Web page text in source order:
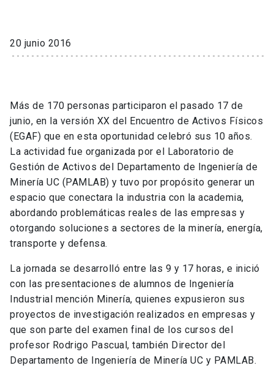
20 junio 2016
Más de 170 personas participaron el pasado 17 de
junio, en la versión XX del Encuentro de Activos Físicos
(EGAF) que en esta oportunidad celebró sus 10 años.
La actividad fue organizada por el Laboratorio de
Gestión de Activos del Departamento de Ingeniería de
Minería UC (PAMLAB) y tuvo por propósito generar un
espacio que conectara la industria con la academia,
abordando problemáticas reales de las empresas y
otorgando soluciones a sectores de la minería, energía,
transporte y defensa.
La jornada se desarrolló entre las 9 y 17 horas, e inició
con las presentaciones de alumnos de Ingeniería
Industrial mención Minería, quienes expusieron sus
proyectos de investigación realizados en empresas y
que son parte del examen final de los cursos del
profesor Rodrigo Pascual, también Director del
Departamento de Ingeniería de Minería UC y PAMLAB.